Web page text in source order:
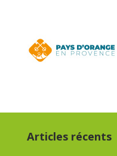
Articles récents